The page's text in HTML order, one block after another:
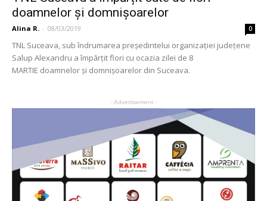
doamnelor și domnișoarelor
Alina R. - 08/03/2019 0
TNL Suceava, sub îndrumarea președintelui organizației județene
Salup Alexandru a împărțit flori cu ocazia zilei de 8
MARTIE doamnelor și domnișoarelor din Suceava.
- Advertisement -